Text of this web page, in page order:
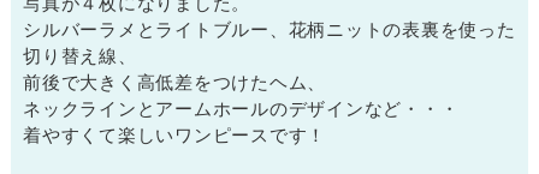
シルバーラメとライトブルー、花柄ニットの表裏を使った
切り替え線、
前後で大きく高低差をつけたヘム、
ネックラインとアームホールのデザインなど・・・
着やすくて楽しいワンピースです！